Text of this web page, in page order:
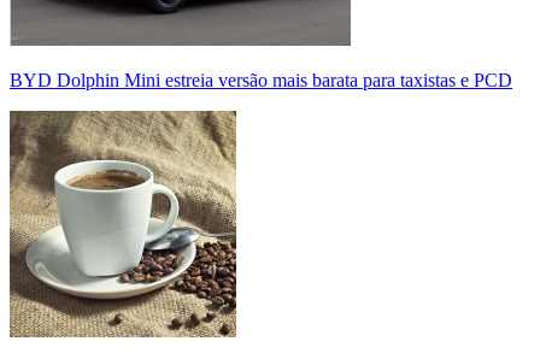
BYD Dolphin Mini estreia versão mais barata para taxistas e PCD